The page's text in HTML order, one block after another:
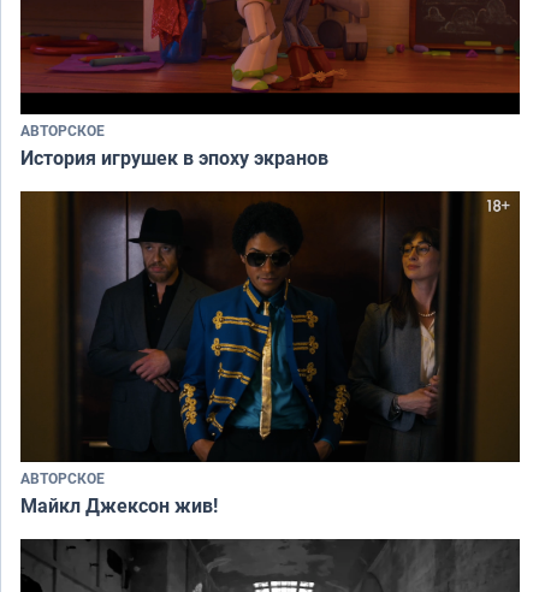
АВТОРСКОЕ
История игрушек в эпоху экранов
АВТОРСКОЕ
Майкл Джексон жив!